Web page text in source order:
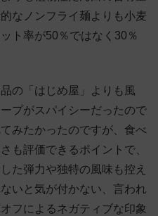
なノンフライ麺よりも小麦
ト率が50％ではなく30％
の「はじめ屋」よりも風
プがスパイシーだったので
みたかったのですが、食べ
も評価できるポイントで、
た弾力や独特の風味も控え
いと気が付かない、言われ
フによるネガティブな印象